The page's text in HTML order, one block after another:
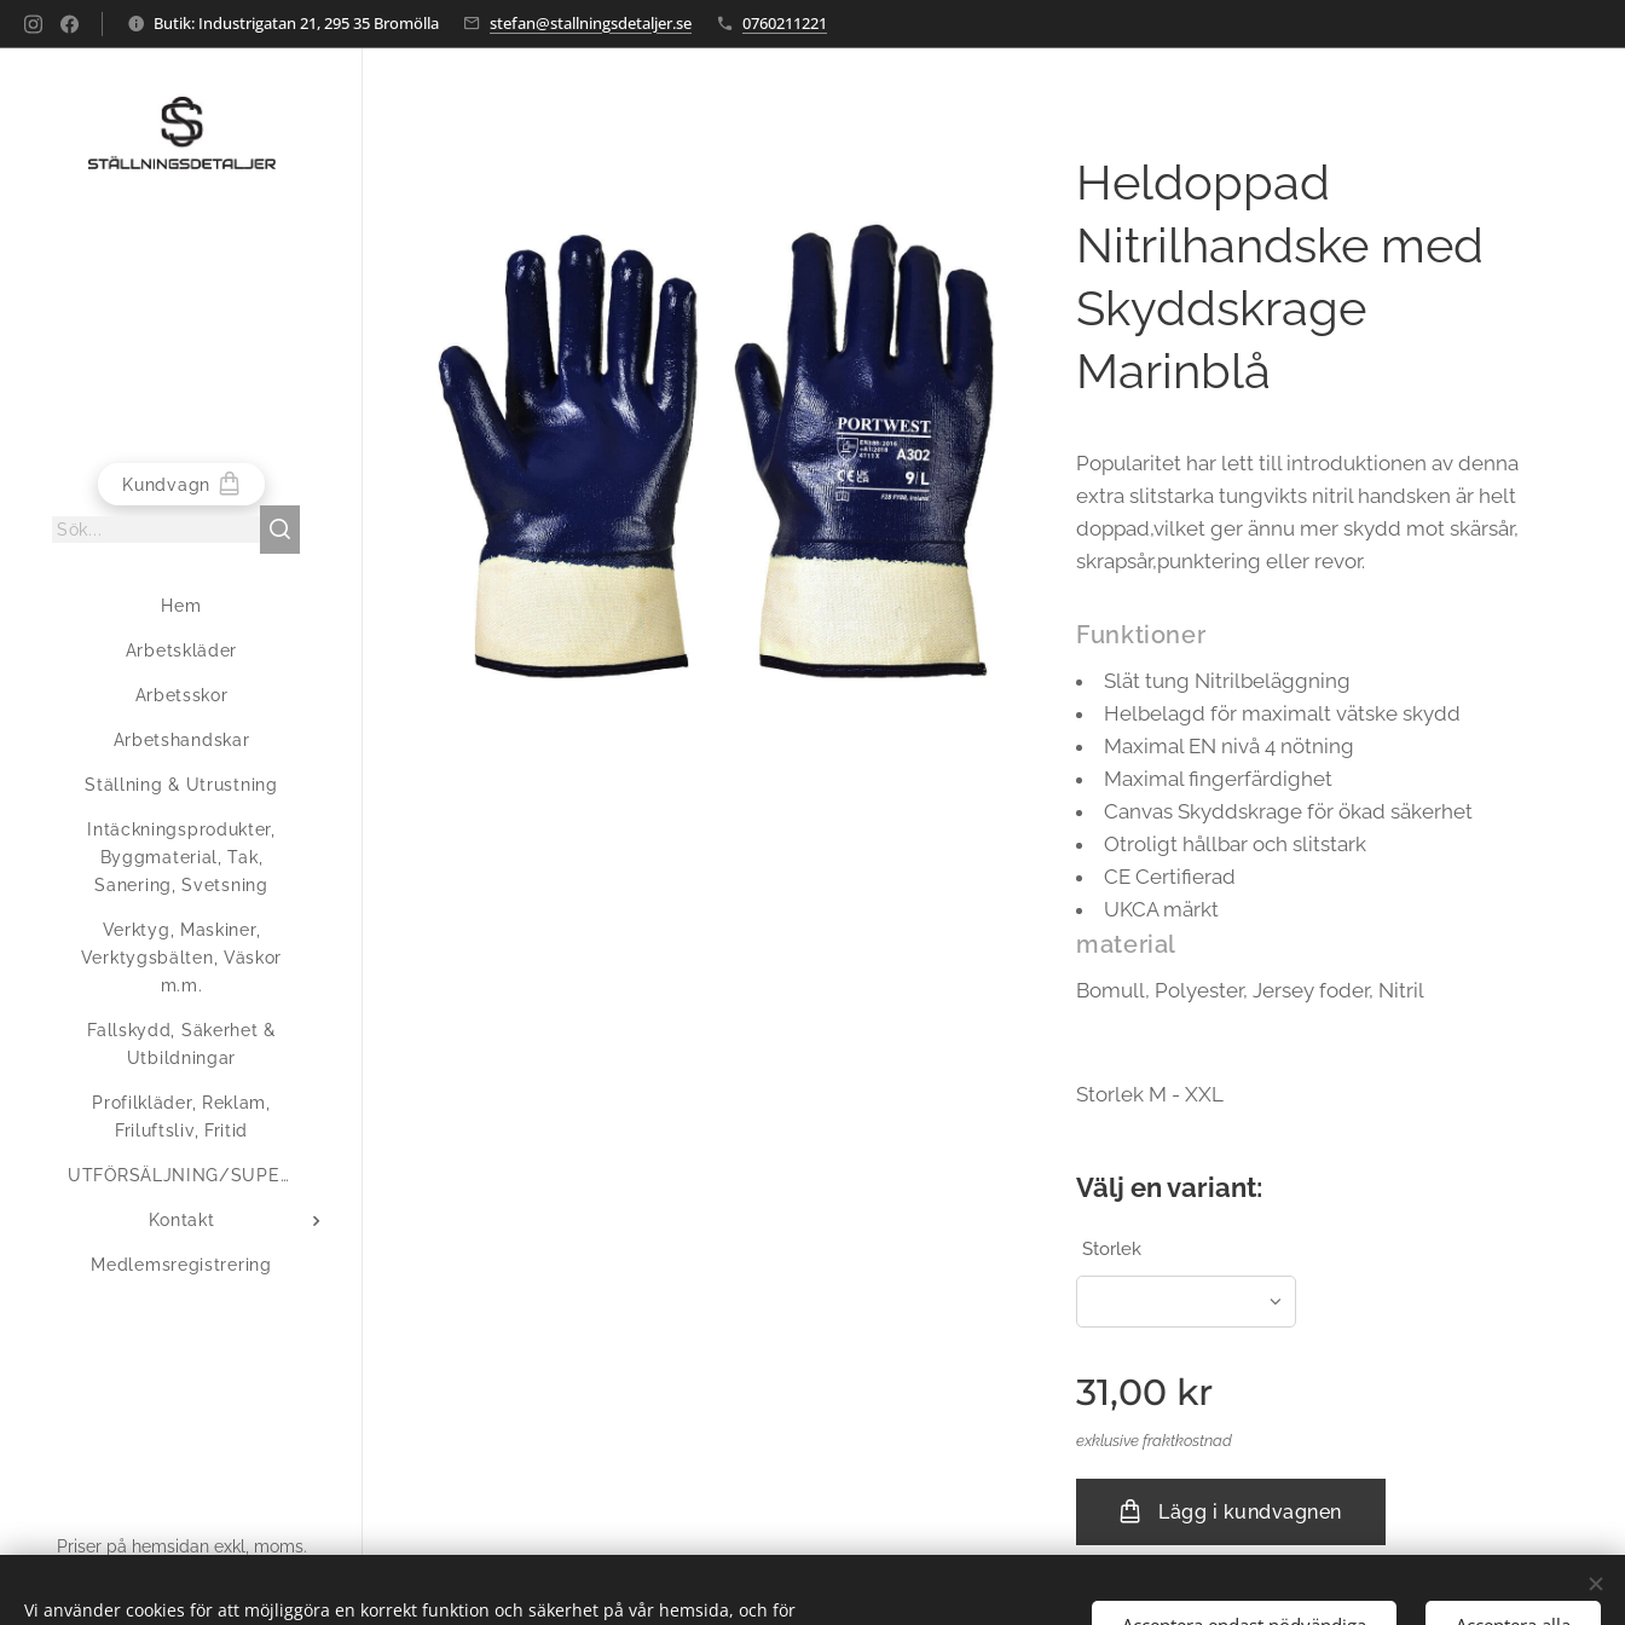
Butik: Industrigatan 21, 295 35 Bromölla stefan@stallningsdetaljer.se 0760211221
Kundvagn
Hem
Arbetskläder
Arbetsskor
Arbetshandskar
Ställning & Utrustning
Intäckningsprodukter,
Byggmaterial, Tak,
Sanering, Svetsning
Verktyg, Maskiner,
Verktygsbälten, Väskor
m.m.
Fallskydd, Säkerhet &
Utbildningar
Profilkläder, Reklam,
Friluftsliv, Fritid
UTFÖRSÄLJNING/SUPERERBJUDANDEN
Kontakt
Medlemsregistrering
Heldoppad
Nitrilhandske med
Skyddskrage
Marinblå
Popularitet har lett till introduktionen av denna
extra slitstarka tungvikts nitril handsken är helt
doppad,vilket ger ännu mer skydd mot skärsår,
skrapsår,punktering eller revor.
Funktioner
Slät tung Nitrilbeläggning
Helbelagd för maximalt vätske skydd
Maximal EN nivå 4 nötning
Maximal fingerfärdighet
Canvas Skyddskrage för ökad säkerhet
Otroligt hållbar och slitstark
CE Certifierad
UKCA märkt
material
Bomull, Polyester, Jersey foder, Nitril
Storlek M - XXL
Välj en variant:
Storlek
31,00 kr
exklusive fraktkostnad
Lägg i kundvagnen
Priser på hemsidan exkl, moms.
Skapad medWebnode
Vi använder cookies för att möjliggöra en korrekt funktion och säkerhet på vår hemsida, och för